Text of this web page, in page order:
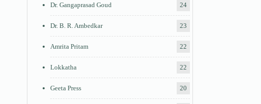
Dr. Gangaprasad Goud 24
Dr. B. R. Ambedkar 23
Amrita Pritam 22
Lokkatha 22
Geeta Press 20